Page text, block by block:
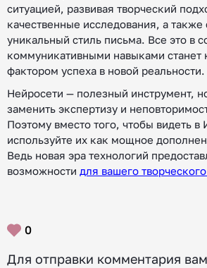
ситуацией, развивая творческий
качественные исследования, а
уникальный стиль письма. Все это в
коммуникативными навыками
фактором успеха в новой реальности.
Нейросети — полезный инструмент,
заменить экспертизу и
Поэтому вместо того, чтобы видеть в
используйте их как мощное
Ведь новая эра технологий
возможности для вашего
0
Для отправки комментария